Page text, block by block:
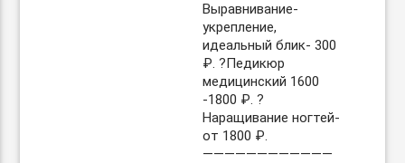
Выравнивание-
укрепление,
идеальный блик- 300
₽. ?Педикюр
медицинский 1600
-1800 ₽. ?
Наращивание ногтей-
от 1800 ₽.
————————————